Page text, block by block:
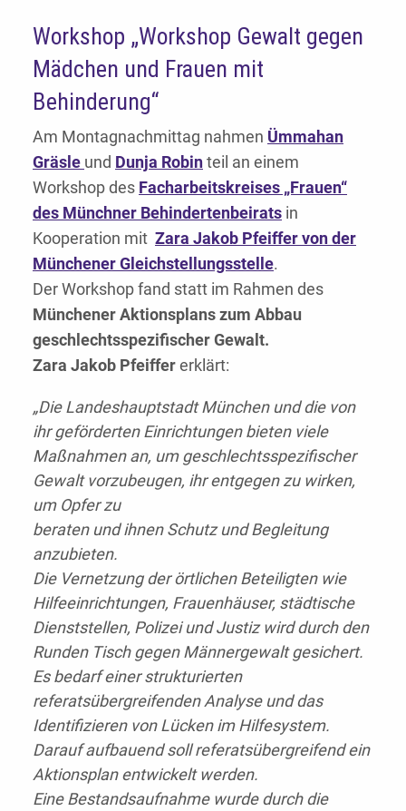
Workshop „Workshop Gewalt gegen
Mädchen und Frauen mit
Behinderung“
Am Montagnachmittag nahmen Ümmahan
Gräsle und Dunja Robinteil an einem
Workshop des Facharbeitskreises „Frauen“
des Münchner Behindertenbeirats in
Kooperation mit Zara Jakob Pfeiffer von der
Münchener Gleichstellungsstelle.
Der Workshop fand statt im Rahmen des
Münchener Aktionsplans zum Abbau
geschlechtsspezifischer Gewalt.
Zara Jakob Pfeiffererklärt:
„Die Landeshauptstadt München und die von
ihr geförderten Einrichtungen bieten viele
Maßnahmen an, um geschlechtsspezifischer
Gewalt vorzubeugen, ihr entgegen zu wirken,
um Opfer zu
beraten und ihnen Schutz und Begleitung
anzubieten.
Die Vernetzung der örtlichen Beteiligten wie
Hilfeeinrichtungen, Frauenhäuser, städtische
Dienststellen, Polizei und Justiz wird durch den
Runden Tisch gegen Männergewalt gesichert.
Es bedarf einer strukturierten
referatsübergreifenden Analyse und das
Identifizieren von Lücken im Hilfesystem.
Darauf aufbauend soll referatsübergreifend ein
Aktionsplan entwickelt werden.
Eine Bestandsaufnahme wurde durch die